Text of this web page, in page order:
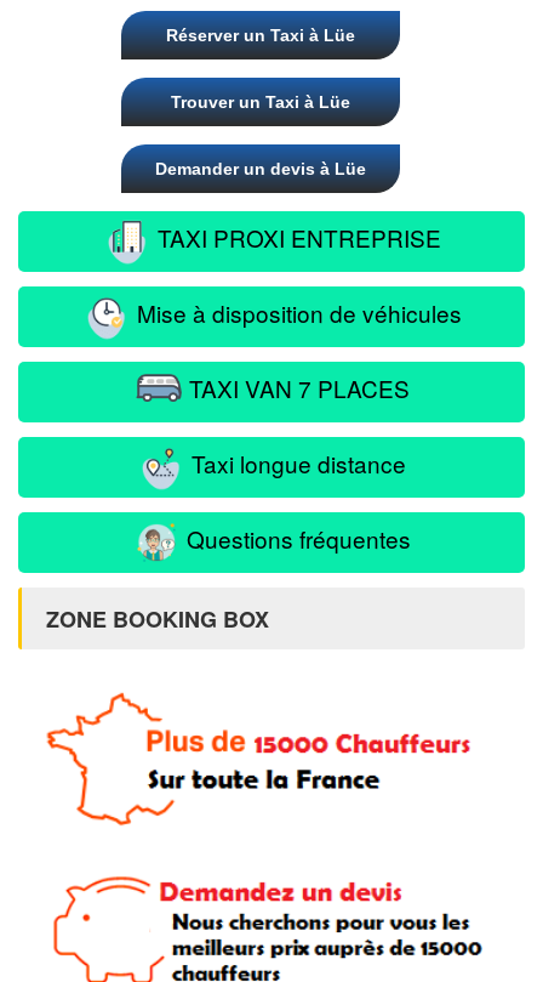
Réserver un Taxi à Lüe
Trouver un Taxi à Lüe
Demander un devis à Lüe
TAXI PROXI ENTREPRISE
Mise à disposition de véhicules
TAXI VAN 7 PLACES
Taxi longue distance
Questions fréquentes
ZONE BOOKING BOX